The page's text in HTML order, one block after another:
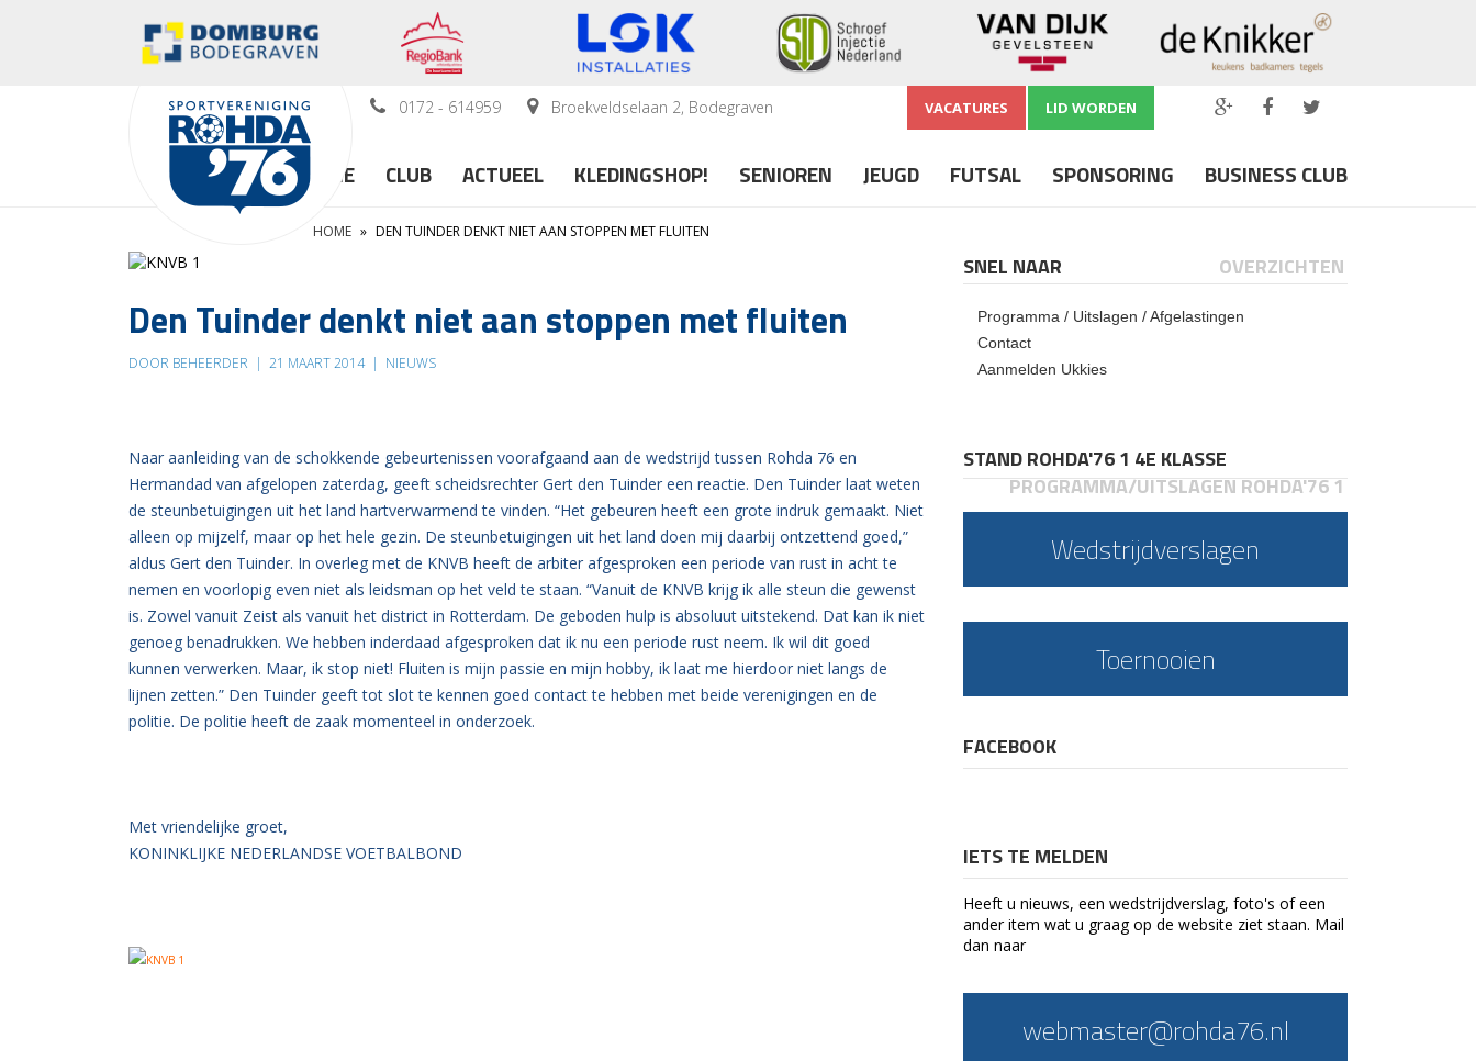
0172 - 614959 Broekveldselaan 2, Bodegraven VACATURES LID WORDEN
HOME CLUB ACTUEEL KLEDINGSHOP! SENIOREN JEUGD FUTSAL SPONSORING BUSINESS CLUB
HOME » DEN TUINDER DENKT NIET AAN STOPPEN MET FLUITEN
Den Tuinder denkt niet aan stoppen met fluiten
DOOR BEHEERDER | 21 MAART 2014 | NIEUWS
Naar aanleiding van de schokkende gebeurtenissen voorafgaand aan de wedstrijd tussen Rohda 76 en
Hermandad van afgelopen zaterdag, geeft scheidsrechter Gert den Tuinder een reactie. Den Tuinder laat weten
de steunbetuigingen uit het land hartverwarmend te vinden. “Het gebeuren heeft een grote indruk gemaakt. Niet
alleen op mijzelf, maar op het hele gezin. De steunbetuigingen uit het land doen mij daarbij ontzettend goed,”
aldus Gert den Tuinder. In overleg met de KNVB heeft de arbiter afgesproken een periode van rust in acht te
nemen en voorlopig even niet als leidsman op het veld te staan. “Vanuit de KNVB krijg ik alle steun die gewenst
is. Zowel vanuit Zeist als vanuit het district in Rotterdam. De geboden hulp is absoluut uitstekend. Dat kan ik niet
genoeg benadrukken. We hebben inderdaad afgesproken dat ik nu een periode rust neem. Ik wil dit goed
kunnen verwerken. Maar, ik stop niet! Fluiten is mijn passie en mijn hobby, ik laat me hierdoor niet langs de
lijnen zetten.” Den Tuinder geeft tot slot te kennen goed contact te hebben met beide verenigingen en de
politie. De politie heeft de zaak momenteel in onderzoek.
Met vriendelijke groet,
KONINKLIJKE NEDERLANDSE VOETBALBOND
SNEL NAAR OVERZICHTEN
Programma / Uitslagen / Afgelastingen
Contact
Aanmelden Ukkies
STAND ROHDA'76 1 4E KLASSE
PROGRAMMA/UITSLAGEN ROHDA'76 1
Wedstrijdverslagen
Toernooien
FACEBOOK
IETS TE MELDEN
Heeft u nieuws, een wedstrijdverslag, foto's of een
ander item wat u graag op de website ziet staan. Mail
dan naar
webmaster@rohda76.nl